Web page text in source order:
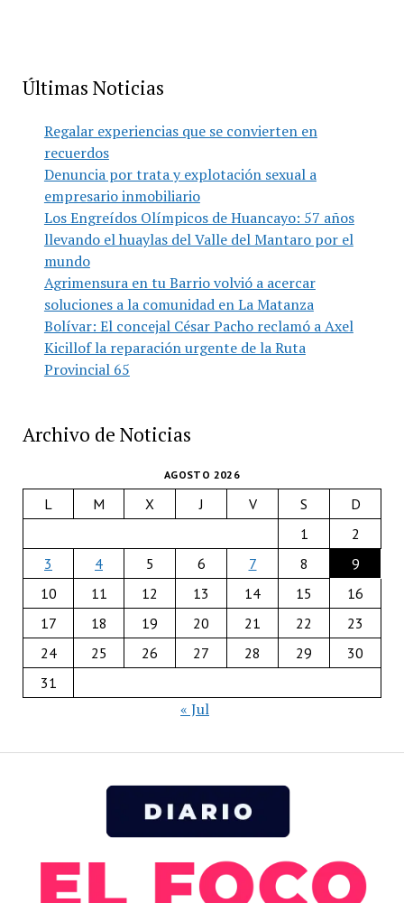
Últimas Noticias
Regalar experiencias que se convierten en
recuerdos
Denuncia por trata y explotación sexual a
empresario inmobiliario
Los Engreídos Olímpicos de Huancayo: 57 años
llevando el huaylas del Valle del Mantaro por el
mundo
Agrimensura en tu Barrio volvió a acercar
soluciones a la comunidad en La Matanza
Bolívar: El concejal César Pacho reclamó a Axel
Kicillof la reparación urgente de la Ruta
Provincial 65
Archivo de Noticias
AGOSTO 2026
L M X J V S
D
1
2
3
4 5 6 7 8
9
10
11 12 13 14 15
16
17
18 19 20 21 22
23
24
25 26 27 28 29
30
31
« Jul